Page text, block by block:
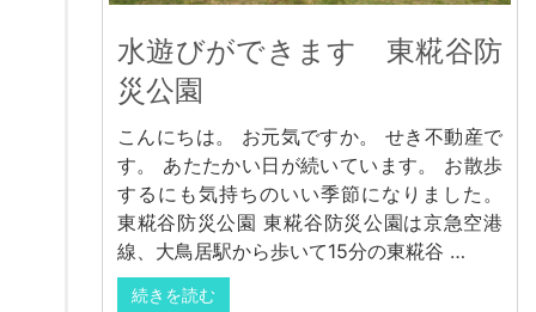
水遊びができます 東糀谷防
災公園
こんにちは。 お元気ですか。 せき不動産で
す。 あたたかい日が続いています。 お散歩
するにも気持ちのいい季節になりました。
東糀谷防災公園 東糀谷防災公園は京急空港
線、大鳥居駅から歩いて15分の東糀谷 …
続きを読む